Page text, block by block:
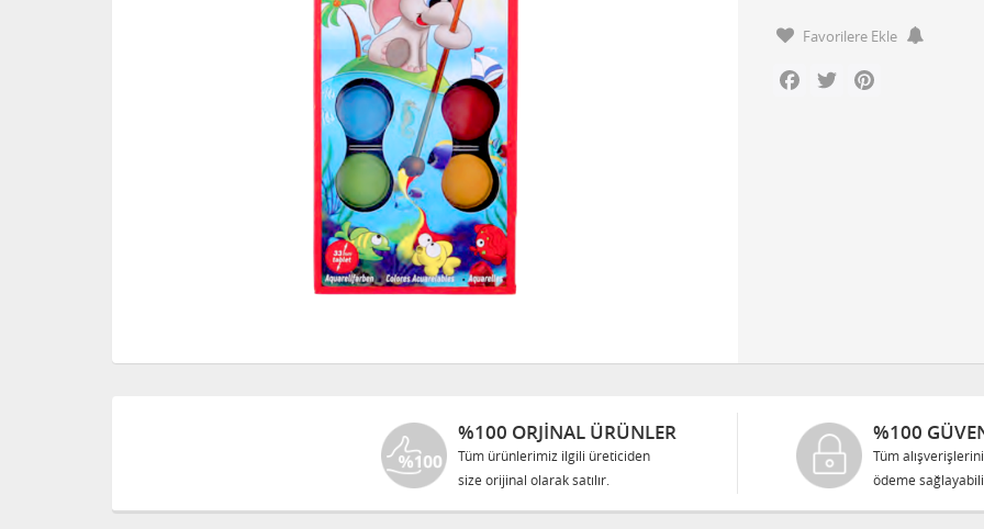
Favorilere Ekle
Facebook
Twitter
%100 ORJINAL ÜRÜNLER
Tüm ürünlerimiz ilgili üreticiden
size orijinal olarak satılır.
%100
Tüm
ödeme